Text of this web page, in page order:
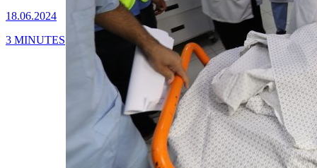
18.06.2024
3 MINUTES